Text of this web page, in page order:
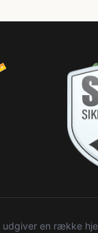
en række